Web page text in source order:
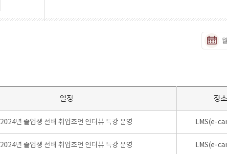
일정 장소
2024년 졸업생 선배 취업조언 인터뷰 특강 운영 LMS(e-
2024년 졸업생 선배 취업조언 인터뷰 특강 운영 LMS(e-